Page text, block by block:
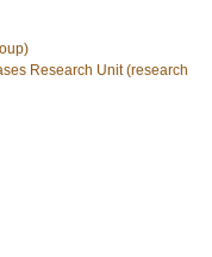
Research Unit (research